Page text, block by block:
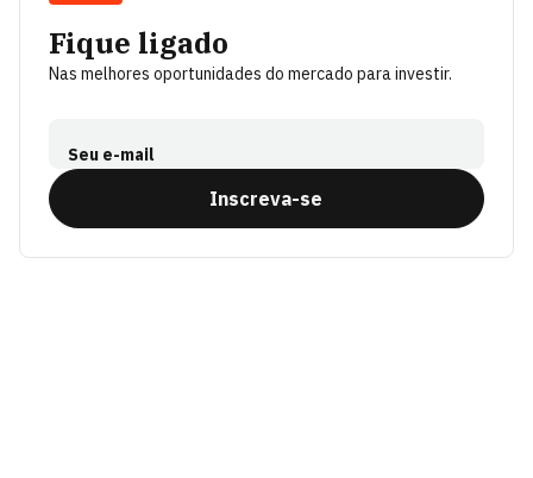
Fique ligado
Nas melhores oportunidades do mercado para investir.
Seu e-mail
Inscreva-se